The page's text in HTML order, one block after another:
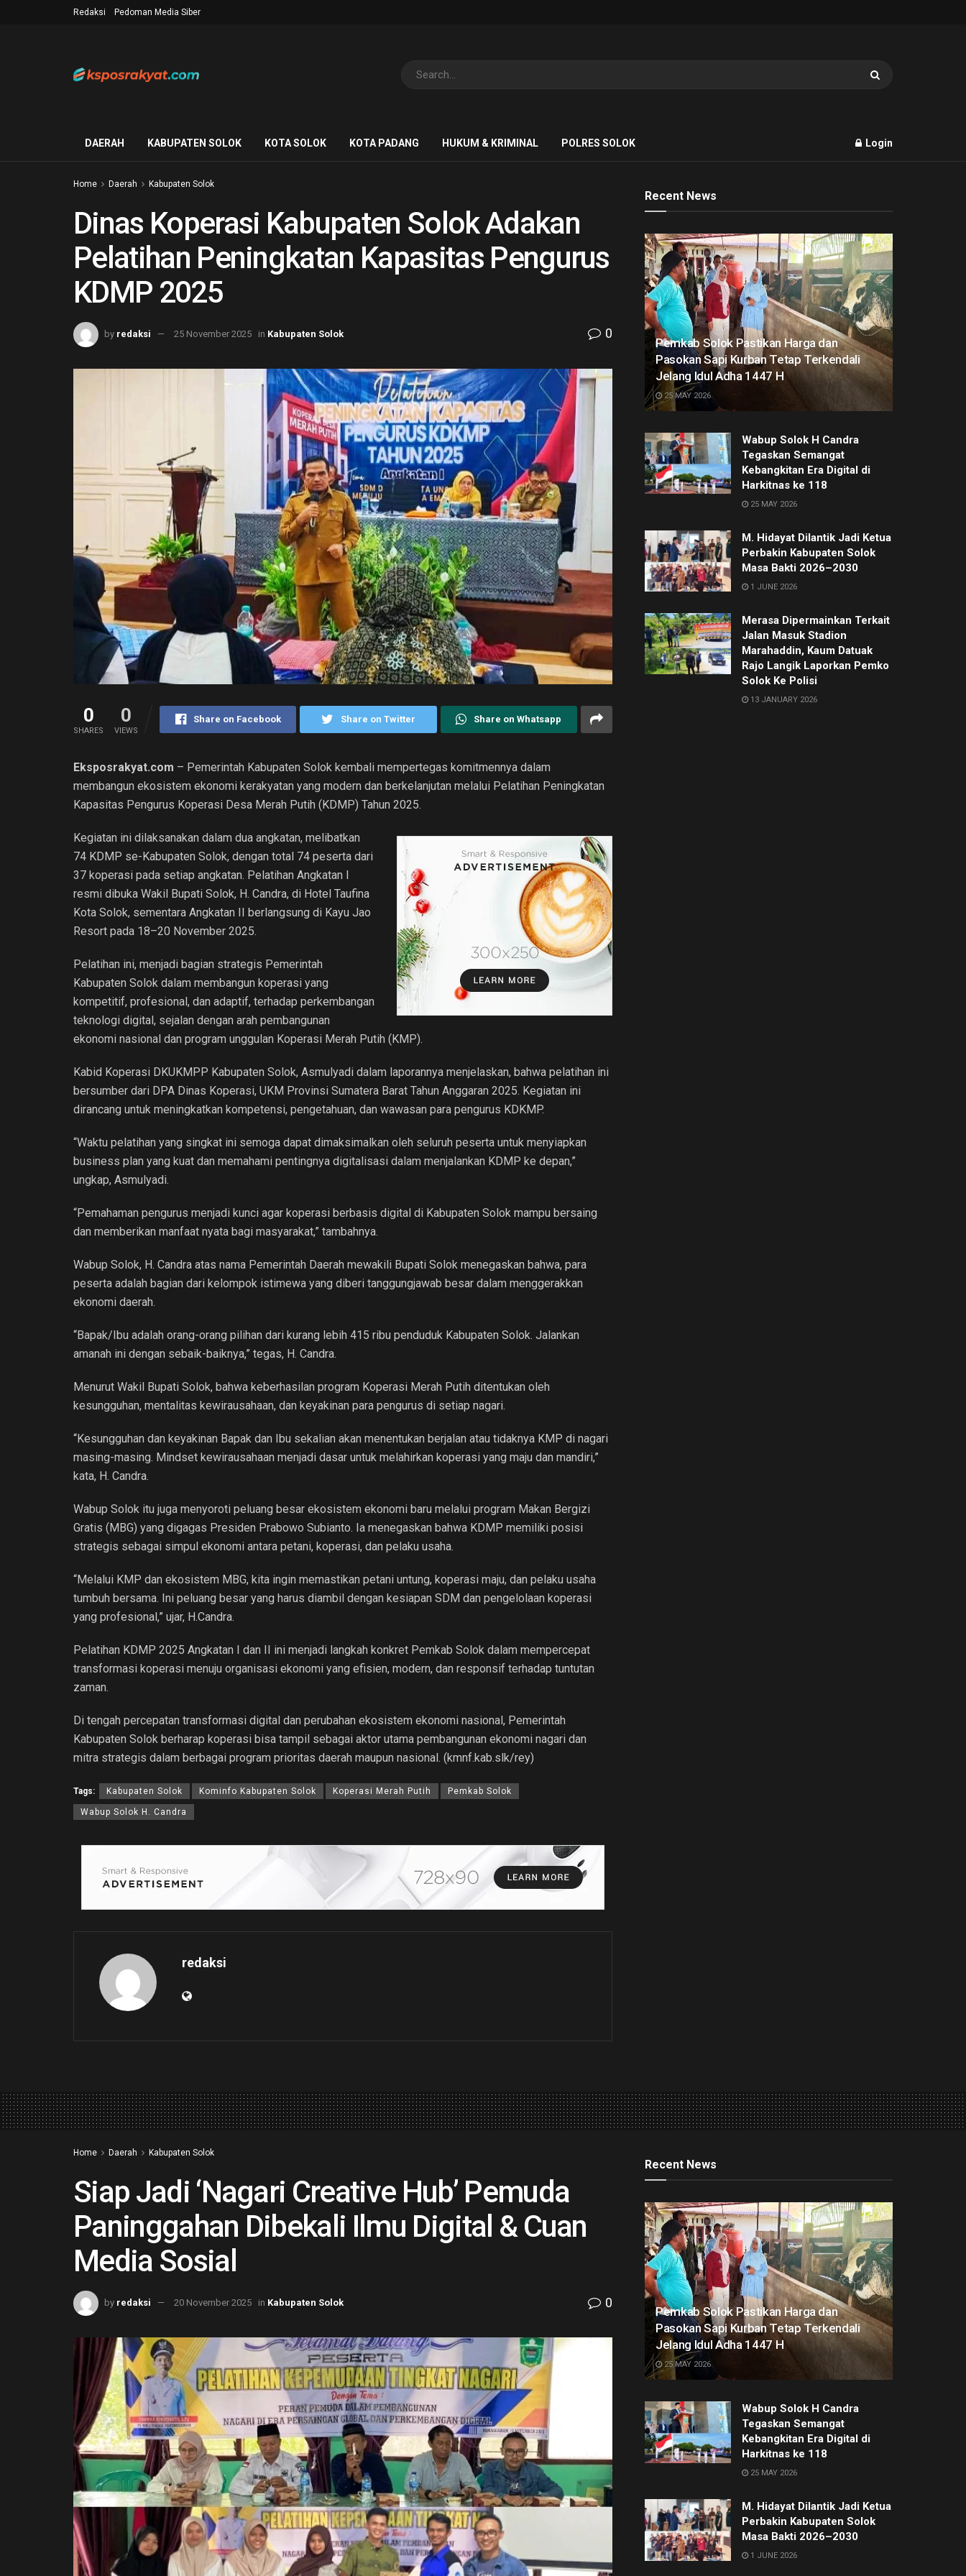
Redaksi Pedoman Media Siber
DAERAH KABUPATEN SOLOK KOTA SOLOK KOTA PADANG HUKUM & KRIMINAL POLRES SOLOK Login
Home Daerah Kabupaten Solok
Dinas Koperasi Kabupaten Solok Adakan
Pelatihan Peningkatan Kapasitas Pengurus
KDMP 2025
by redaksi 25 November 2025 in Kabupaten Solok 0
0
SHARES
0
VIEWS
Share on Facebook Share on Twitter Share on Whatsapp
Eksposrakyat.com – Pemerintah Kabupaten Solok kembali mempertegas komitmennya dalam
membangun ekosistem ekonomi kerakyatan yang modern dan berkelanjutan melalui Pelatihan Peningkatan
Kapasitas Pengurus Koperasi Desa Merah Putih (KDMP) Tahun 2025.
Kegiatan ini dilaksanakan dalam dua angkatan, melibatkan
74 KDMP se-Kabupaten Solok, dengan total 74 peserta dari
37 koperasi pada setiap angkatan. Pelatihan Angkatan I
resmi dibuka Wakil Bupati Solok, H. Candra, di Hotel Taufina
Kota Solok, sementara Angkatan II berlangsung di Kayu Jao
Resort pada 18–20 November 2025.
Pelatihan ini, menjadi bagian strategis Pemerintah
Kabupaten Solok dalam membangun koperasi yang
kompetitif, profesional, dan adaptif, terhadap perkembangan
teknologi digital, sejalan dengan arah pembangunan
ekonomi nasional dan program unggulan Koperasi Merah Putih (KMP).
Kabid Koperasi DKUKMPP Kabupaten Solok, Asmulyadi dalam laporannya menjelaskan, bahwa pelatihan ini
bersumber dari DPA Dinas Koperasi, UKM Provinsi Sumatera Barat Tahun Anggaran 2025. Kegiatan ini
dirancang untuk meningkatkan kompetensi, pengetahuan, dan wawasan para pengurus KDKMP.
“Waktu pelatihan yang singkat ini semoga dapat dimaksimalkan oleh seluruh peserta untuk menyiapkan
business plan yang kuat dan memahami pentingnya digitalisasi dalam menjalankan KDMP ke depan,”
ungkap, Asmulyadi.
“Pemahaman pengurus menjadi kunci agar koperasi berbasis digital di Kabupaten Solok mampu bersaing
dan memberikan manfaat nyata bagi masyarakat,” tambahnya.
Wabup Solok, H. Candra atas nama Pemerintah Daerah mewakili Bupati Solok menegaskan bahwa, para
peserta adalah bagian dari kelompok istimewa yang diberi tanggungjawab besar dalam menggerakkan
ekonomi daerah.
“Bapak/Ibu adalah orang-orang pilihan dari kurang lebih 415 ribu penduduk Kabupaten Solok. Jalankan
amanah ini dengan sebaik-baiknya,” tegas, H. Candra.
Menurut Wakil Bupati Solok, bahwa keberhasilan program Koperasi Merah Putih ditentukan oleh
kesungguhan, mentalitas kewirausahaan, dan keyakinan para pengurus di setiap nagari.
“Kesungguhan dan keyakinan Bapak dan Ibu sekalian akan menentukan berjalan atau tidaknya KMP di nagari
masing-masing. Mindset kewirausahaan menjadi dasar untuk melahirkan koperasi yang maju dan mandiri,”
kata, H. Candra.
Wabup Solok itu juga menyoroti peluang besar ekosistem ekonomi baru melalui program Makan Bergizi
Gratis (MBG) yang digagas Presiden Prabowo Subianto. Ia menegaskan bahwa KDMP memiliki posisi
strategis sebagai simpul ekonomi antara petani, koperasi, dan pelaku usaha.
“Melalui KMP dan ekosistem MBG, kita ingin memastikan petani untung, koperasi maju, dan pelaku usaha
tumbuh bersama. Ini peluang besar yang harus diambil dengan kesiapan SDM dan pengelolaan koperasi
yang profesional,” ujar, H.Candra.
Pelatihan KDMP 2025 Angkatan I dan II ini menjadi langkah konkret Pemkab Solok dalam mempercepat
transformasi koperasi menuju organisasi ekonomi yang efisien, modern, dan responsif terhadap tuntutan
zaman.
Di tengah percepatan transformasi digital dan perubahan ekosistem ekonomi nasional, Pemerintah
Kabupaten Solok berharap koperasi bisa tampil sebagai aktor utama pembangunan ekonomi nagari dan
mitra strategis dalam berbagai program prioritas daerah maupun nasional. (kmnf.kab.slk/rey)
Tags: Kabupaten Solok Kominfo Kabupaten Solok Koperasi Merah Putih Pemkab Solok
Wabup Solok H. Candra
redaksi
Recent News
Pemkab Solok Pastikan Harga dan
Pasokan Sapi Kurban Tetap Terkendali
Jelang Idul Adha 1447 H
25 MAY 2026
Wabup Solok H Candra
Tegaskan Semangat
Kebangkitan Era Digital di
Harkitnas ke 118
25 MAY 2026
M. Hidayat Dilantik Jadi Ketua
Perbakin Kabupaten Solok
Masa Bakti 2026–2030
1 JUNE 2026
Merasa Dipermainkan Terkait
Jalan Masuk Stadion
Marahaddin, Kaum Datuak
Rajo Langik Laporkan Pemko
Solok Ke Polisi
13 JANUARY 2026
Home Daerah Kabupaten Solok
Siap Jadi ‘Nagari Creative Hub’ Pemuda
Paninggahan Dibekali Ilmu Digital & Cuan
Media Sosial
by redaksi 20 November 2025 in Kabupaten Solok 0
Recent News
Pemkab Solok Pastikan Harga dan
Pasokan Sapi Kurban Tetap Terkendali
Jelang Idul Adha 1447 H
25 MAY 2026
Wabup Solok H Candra
Tegaskan Semangat
Kebangkitan Era Digital di
Harkitnas ke 118
25 MAY 2026
M. Hidayat Dilantik Jadi Ketua
Perbakin Kabupaten Solok
Masa Bakti 2026–2030
1 JUNE 2026